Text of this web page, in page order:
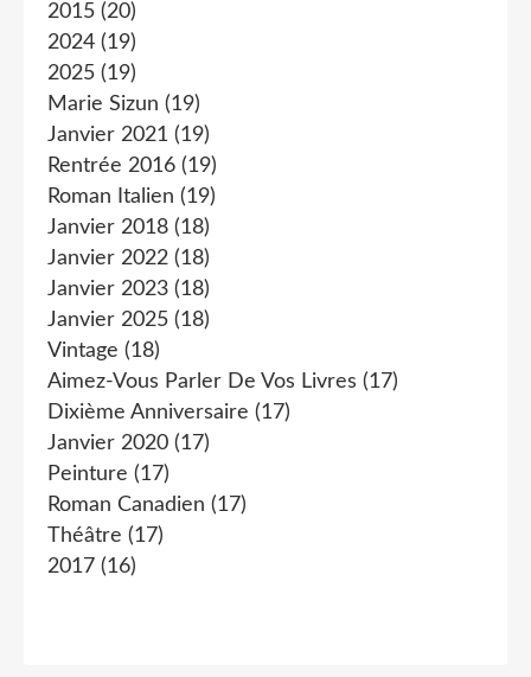
2015 (20)
2024 (19)
2025 (19)
Marie Sizun (19)
Janvier 2021 (19)
Rentrée 2016 (19)
Roman Italien (19)
Janvier 2018 (18)
Janvier 2022 (18)
Janvier 2023 (18)
Janvier 2025 (18)
Vintage (18)
Aimez-Vous Parler De Vos Livres (17)
Dixième Anniversaire (17)
Janvier 2020 (17)
Peinture (17)
Roman Canadien (17)
Théâtre (17)
2017 (16)